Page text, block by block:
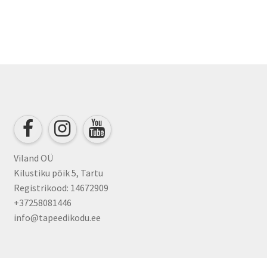
Viland OÜ
Kilustiku põik 5, Tartu
Registrikood: 14672909
+37258081446
info@tapeedikodu.ee